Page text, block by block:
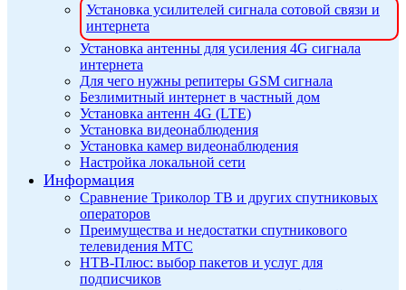
Установка усилителей сигнала сотовой связи и
интернета
Установка антенны для усиления 4G сигнала
интернета
Для чего нужны репитеры GSM сигнала
Безлимитный интернет в частный дом
Установка антенн 4G (LTE)
Установка видеонаблюдения
Установка камер видеонаблюдения
Настройка локальной сети
Информация
Сравнение Триколор ТВ и других спутниковых
операторов
Преимущества и недостатки спутникового
телевидения МТС
НТВ-Плюс: выбор пакетов и услуг для
подписчиков